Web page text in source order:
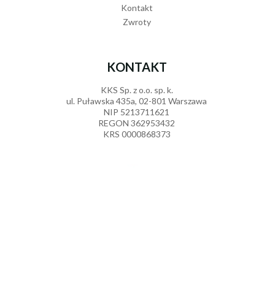
Trampolina ogrodowa XXXL dla dzieci HyperMotion -
1699,00 PLN
Kontakt
Zwroty
KONTAKT
KKS Sp. z o.o. sp. k.
ul. Puławska 435a, 02-801 Warszawa
NIP 5213711621
REGON 362953432
KRS 0000868373